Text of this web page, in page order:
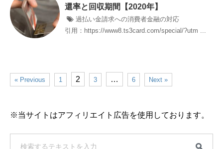
還率と回収期間【2020年】
過払い金請求への消費者金融の対応
引用：https://www8.ts3card.com/special/?utm ...
« Previous 1 2 3 … 6 Next »
※当サイトはアフィリエイト広告を使用しております。